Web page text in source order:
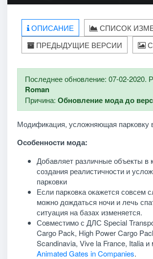
ОПИСАНИЕ
СПИСОК
ПРЕДЫДУЩИЕ ВЕРСИИ
Последнее обновление: 07-02-2020.
Roman
Причина: Обновление мода до
Модификация, усложняющая парковку
Особенности мода:
Добавляет различные объекты в
создания реалистичности и
парковки
Если парковка окажется совсем
можно дождаться ночи и лечь
ситуация на базах изменяется.
Совместимо с ДЛС Special
Cargo Pack, High Power Cargo
Scandinavia, Vive la France, Italia
Animated Gates in Companies.